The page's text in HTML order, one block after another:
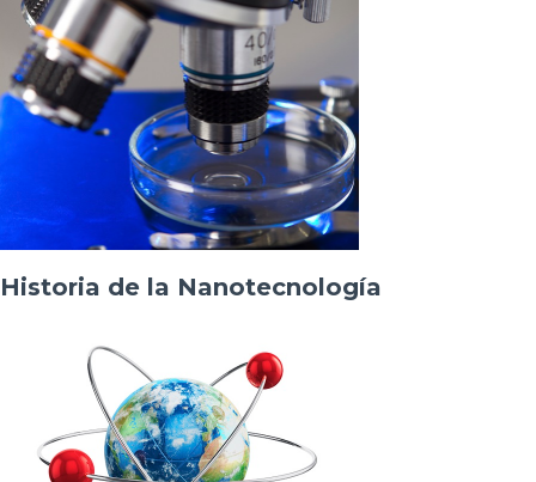
Historia de la Nanotecnología